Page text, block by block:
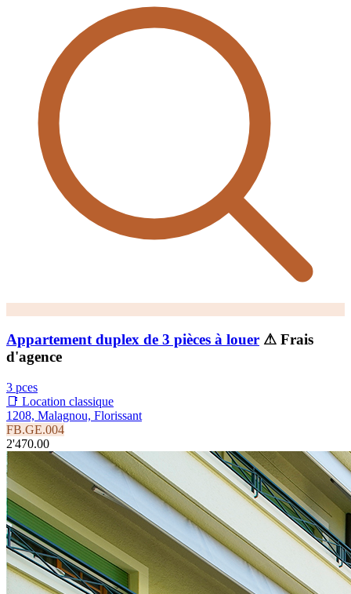
Appartement duplex de 3 pièces à louer ⚠ Frais
d'agence
3 pces
📑 Location classique
1208, Malagnou, Florissant
FB.GE.004
2'470.00